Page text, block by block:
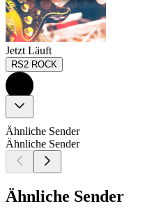
Jetzt Läuft
RS2 ROCK
Ähnliche Sender
Ähnliche Sender
Ähnliche Sender